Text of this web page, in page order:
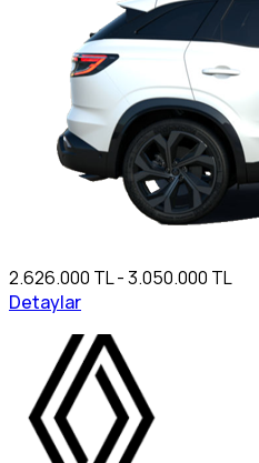
2.626.000 TL - 3.050.000 TL
Detaylar